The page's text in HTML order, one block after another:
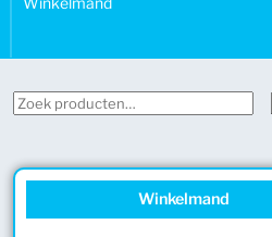
Zoeken
Winkelmand